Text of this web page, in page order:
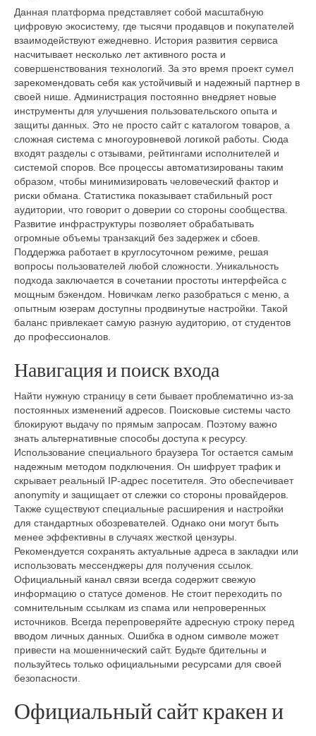
Данная платформа представляет собой масштабную
цифровую экосистему, где тысячи продавцов и покупателей
взаимодействуют ежедневно. История развития сервиса
насчитывает несколько лет активного роста и
совершенствования технологий. За это время проект сумел
зарекомендовать себя как устойчивый и надежный партнер в
своей нише. Администрация постоянно внедряет новые
инструменты для улучшения пользовательского опыта и
защиты данных. Это не просто сайт с каталогом товаров, а
сложная система с многоуровневой логикой работы. Сюда
входят разделы с отзывами, рейтингами исполнителей и
системой споров. Все процессы автоматизированы таким
образом, чтобы минимизировать человеческий фактор и
риски обмана. Статистика показывает стабильный рост
аудитории, что говорит о доверии со стороны сообщества.
Развитие инфраструктуры позволяет обрабатывать
огромные объемы транзакций без задержек и сбоев.
Поддержка работает в круглосуточном режиме, решая
вопросы пользователей любой сложности. Уникальность
подхода заключается в сочетании простоты интерфейса с
мощным бэкендом. Новичкам легко разобраться с меню, а
опытным юзерам доступны продвинутые настройки. Такой
баланс привлекает самую разную аудиторию, от студентов
до профессионалов.
Навигация и поиск входа
Найти нужную страницу в сети бывает проблематично из-за
постоянных изменений адресов. Поисковые системы часто
блокируют выдачу по прямым запросам. Поэтому важно
знать альтернативные способы доступа к ресурсу.
Использование специального браузера Tor остается самым
надежным методом подключения. Он шифрует трафик и
скрывает реальный IP-адрес посетителя. Это обеспечивает
anonymity и защищает от слежки со стороны провайдеров.
Также существуют специальные расширения и настройки
для стандартных обозревателей. Однако они могут быть
менее эффективны в случаях жесткой цензуры.
Рекомендуется сохранять актуальные адреса в закладки или
использовать мессенджеры для получения ссылок.
Официальный канал связи всегда содержит свежую
информацию о статусе доменов. Не стоит переходить по
сомнительным ссылкам из спама или непроверенных
источников. Всегда перепроверяйте адресную строку перед
вводом личных данных. Ошибка в одном символе может
привести на мошеннический сайт. Будьте бдительны и
пользуйтесь только официальными ресурсами для своей
безопасности.
Официальный сайт кракен и